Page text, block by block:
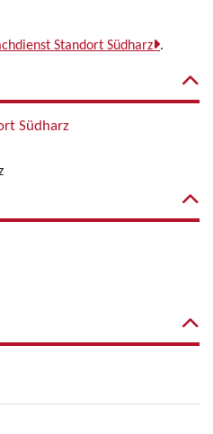
Standort Südharz .
Südharz